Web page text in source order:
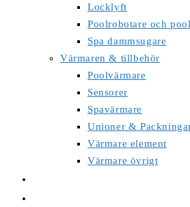
Locklyft
Poolrobotare och
Spa dammsugare
Värmaren & tillbehör
Poolvärmare
Sensorer
Spavärmare
Unioner &
Värmare element
Värmare övrigt